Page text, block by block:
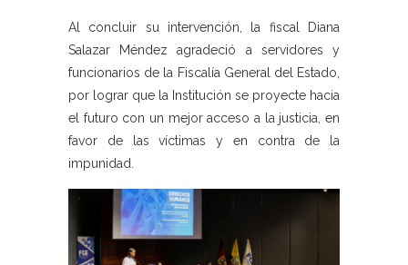
Al concluir su intervención, la fiscal Diana
Salazar Méndez agradeció a servidores y
funcionarios de la Fiscalía General del Estado,
por lograr que la Institución se proyecte hacia
el futuro con un mejor acceso a la justicia, en
favor de las víctimas y en contra de la
impunidad.